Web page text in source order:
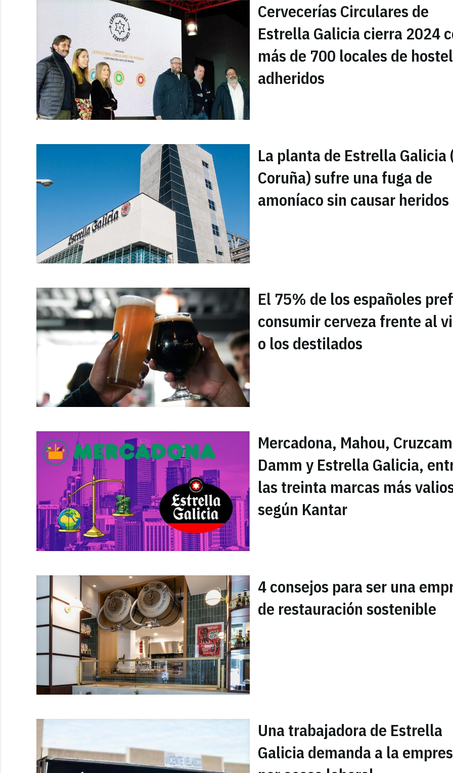
Cervecerías Circulares de
Estrella Galicia cierra 2024
más de 700 locales de
adheridos
La planta de Estrella Galicia
Coruña) sufre una fuga de
amoníaco sin causar heridos
El 75% de los españoles
consumir cerveza frente al
o los destilados
Mercadona, Mahou,
Damm y Estrella Galicia,
las treinta marcas más
según Kantar
4 consejos para ser una
de restauración sostenible
Una trabajadora de Estrella
Galicia demanda a la